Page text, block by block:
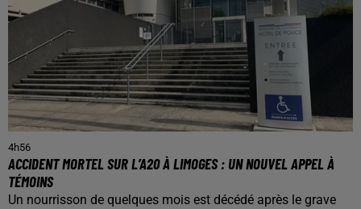
4h56
ACCIDENT MORTEL SUR L’A20 À LIMOGES : UN NOUVEL APPEL À
TÉMOINS
Un nourrisson de quelques mois est décédé après le grave